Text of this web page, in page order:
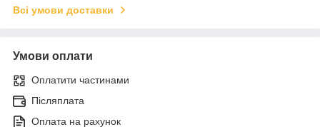
Всі умови доставки
Умови оплати
Оплатити частинами
Післяплата
Оплата на рахунок